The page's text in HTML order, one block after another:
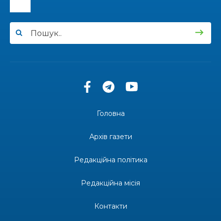
15:24
31 лип
“Серпневі свята” – Клуб з народознавства
Юні мешканці Бахмутської громади у Харкові
долучилися до проєкту «Радість у дитячих
територіальної громади
«Дві музи» у Рівному: свято краси, мистецтва
Головна
Архів газети
Редакційна політика
Редакційна місія
Контакти